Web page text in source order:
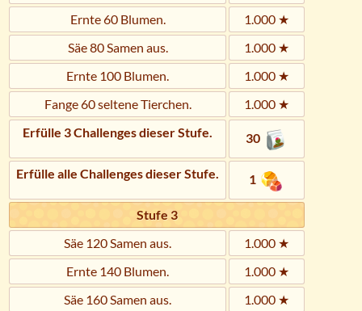
Ernte 60 Blumen.
1.000 ★
Säe 80 Samen aus.
1.000 ★
Ernte 100 Blumen.
1.000 ★
Fange 60 seltene Tierchen.
1.000 ★
Erfülle 3 Challenges dieser Stufe.
30
Erfülle alle Challenges dieser Stufe. 1
Stufe 3
Säe 120 Samen aus.
1.000 ★
Ernte 140 Blumen.
1.000 ★
Säe 160 Samen aus.
1.000 ★